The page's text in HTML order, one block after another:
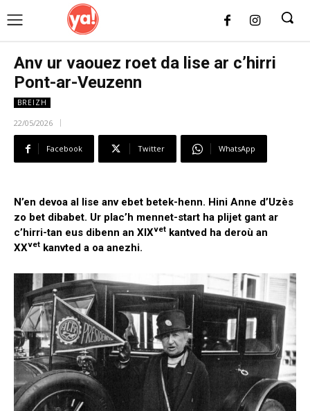
Anv ur vaouez roet da lise ar c’hirri
Pont-ar-Veuzenn
BREIZH
22/05/2026
Facebook Twitter WhatsApp
N’en devoa al lise anv ebet betek-henn. Hini Anne d’Uzès
zo bet dibabet. Ur plac’h mennet-start ha plijet gant ar
c’hirri-tan eus dibenn an XIXvet kantved ha deroù an
XXvet kanvted a oa anezhi.